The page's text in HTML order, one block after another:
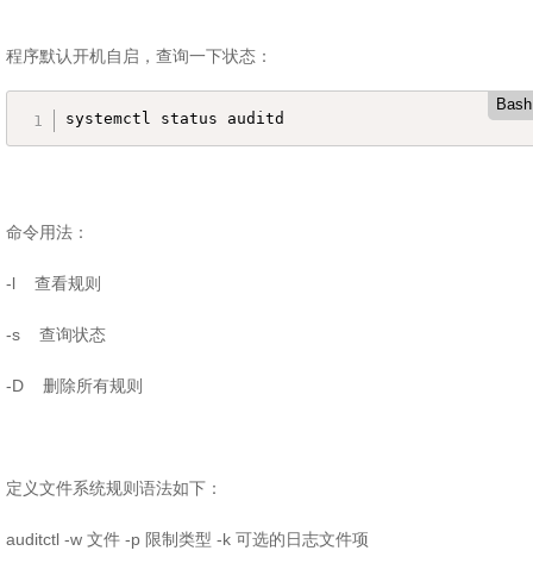
程序默认开机自启，查询一下状态：
Bash
systemctl status auditd
命令用法：
-l 查看规则
-s 查询状态
-D 删除所有规则
定义文件系统规则语法如下：
auditctl -w 文件 -p 限制类型 -k 可选的日志文件项